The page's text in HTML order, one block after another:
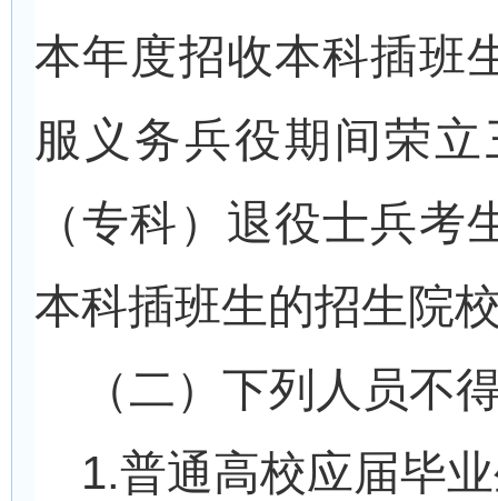
本年度招收本科插班
服义务兵役期间荣
（专科）退役士兵
本科插班生的招生院
（二）下列人员不
1.普通高校应届毕